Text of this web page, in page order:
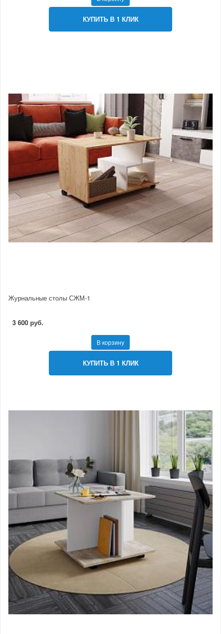
КУПИТЬ В 1 КЛИК
Журнальные столы СЖМ-1
3 600 руб.
В корзину
КУПИТЬ В 1 КЛИК